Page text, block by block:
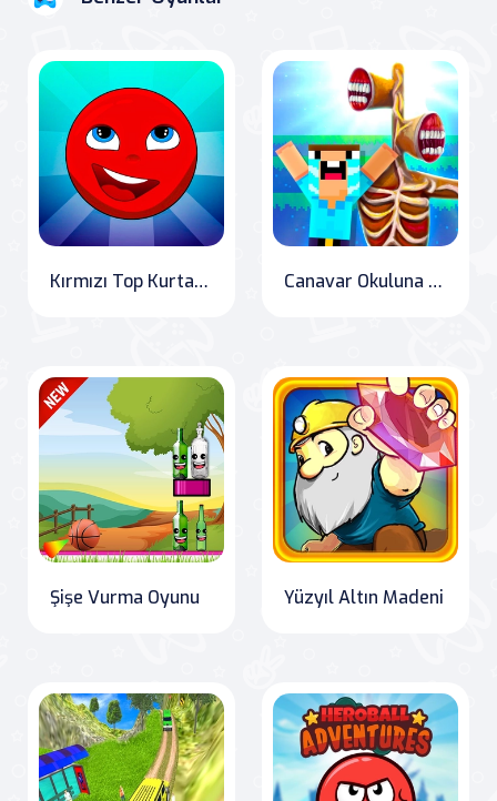
Kırmızı Top Kurtarmaya Geldi! Canavar Okuluna Karşı Siren Kafası
Şişe Vurma Oyunu Yüzyıl Altın Madeni